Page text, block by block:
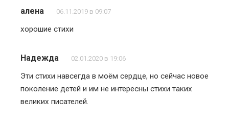
алена 06.11.2019 в 09:07
хорошие стихи
Надежда 02.01.2020 в 19:06
Эти стихи навсегда в моём сердце, но сейчас новое
поколение детей и им не интересны стихи таких
великих писателей.